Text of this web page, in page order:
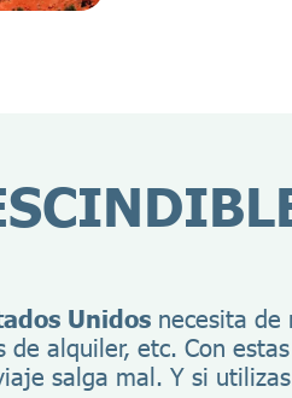
Unidos necesita de
alquiler, etc. Con
salga mal. Y si